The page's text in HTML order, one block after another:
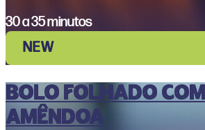
30 a 35 minutos
NEW
Bolo Folhado com
Amêndoa